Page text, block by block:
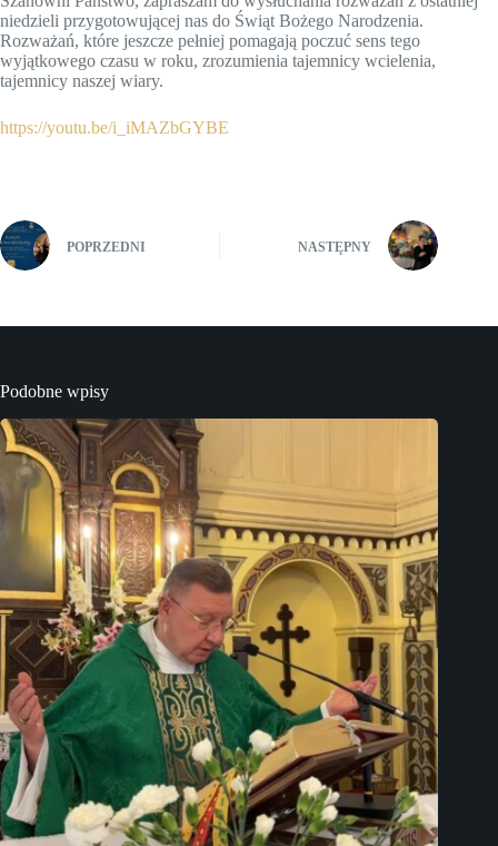
niedzieli przygotowującej nas do Świąt Bożego Narodzenia.
Rozważań, które jeszcze pełniej pomagają poczuć sens tego
wyjątkowego czasu w roku, zrozumienia tajemnicy wcielenia,
tajemnicy naszej wiary.
https://youtu.be/i_iMAZbGYBE
POPRZEDNI NASTĘPNY
Podobne wpisy